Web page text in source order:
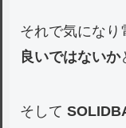
それで気になり
良いではないか
そして